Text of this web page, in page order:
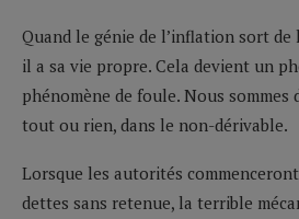
Quand le génie de l’inflation sort de
il a sa vie propre. Cela devient un
phénomène de foule. Nous sommes
tout ou rien, dans le non-dérivable.
Lorsque les autorités
dettes sans retenue, la terrible